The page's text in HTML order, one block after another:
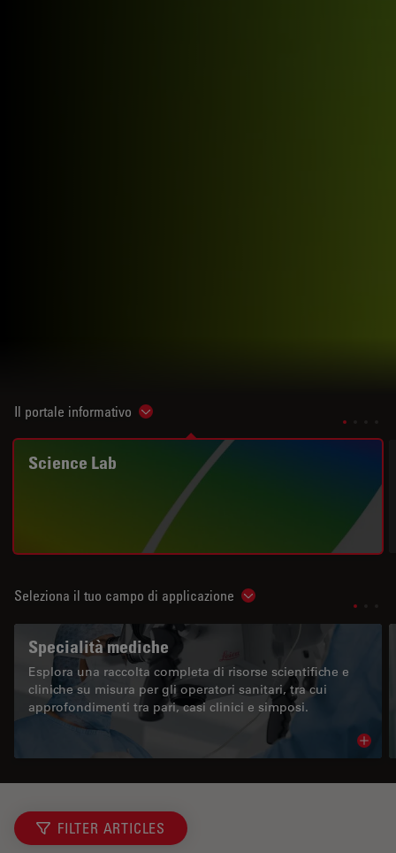
Il portale informativo Show subnavigation
Science Lab
Seleziona il tuo campo di applicazione Show subnavigation
Specialità mediche
Esplora una raccolta completa di risorse scientifiche e
cliniche su misura per gli operatori sanitari, tra cui
approfondimenti tra pari, casi clinici e simposi.
FILTER ARTICLES